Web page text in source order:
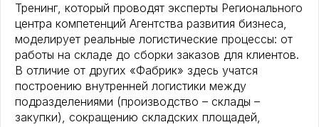
Тренинг, который проводят эксперты Регионального
центра компетенций Агентства развития бизнеса,
моделирует реальные логистические процессы: от
работы на складе до сборки заказов для клиентов.
В отличие от других «Фабрик» здесь учатся
построению внутренней логистики между
подразделениями (производство – склады –
закупки), сокращению складских площадей,